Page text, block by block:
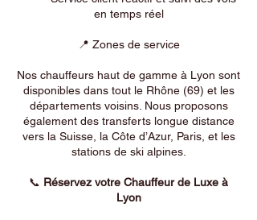
en temps réel
📍 Zones de service
Nos chauffeurs haut de gamme à Lyon sont
disponibles dans tout le Rhône (69) et les
départements voisins. Nous proposons
également des transferts longue distance
vers la Suisse, la Côte d’Azur, Paris, et les
stations de ski alpines.
📞 Réservez votre Chauffeur de Luxe à
Lyon